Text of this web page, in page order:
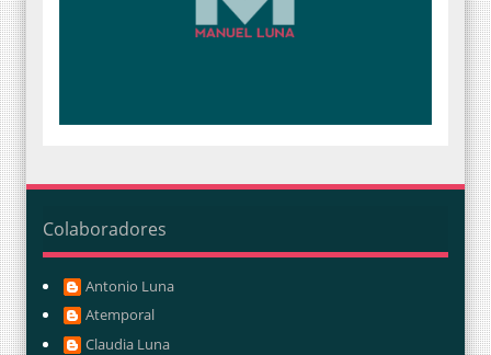
Colaboradores
Antonio Luna
Atemporal
Claudia Luna